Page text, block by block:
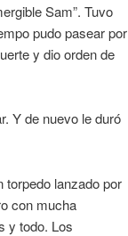
Sam”. Tuvo
pudo pasear por
y dio orden de
Y de nuevo le duró
torpedo lanzado por
con mucha
y todo. Los